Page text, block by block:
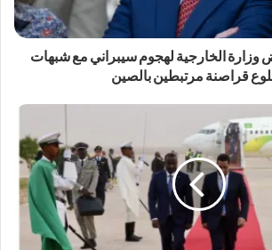
وزارة الخارجية لهجوم سيبراني مع شبهات
قراصنة مرتبطين بالصين